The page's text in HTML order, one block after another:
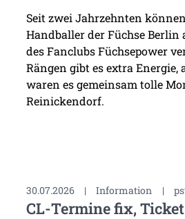
Seit zwei Jahrzehnten
Handballer der Füchse
des Fanclubs Füchsepower
Rängen gibt es extra Energie,
waren es gemeinsam tolle
Reinickendorf.
30.07.2026 | Information |
CL-Termine fix,